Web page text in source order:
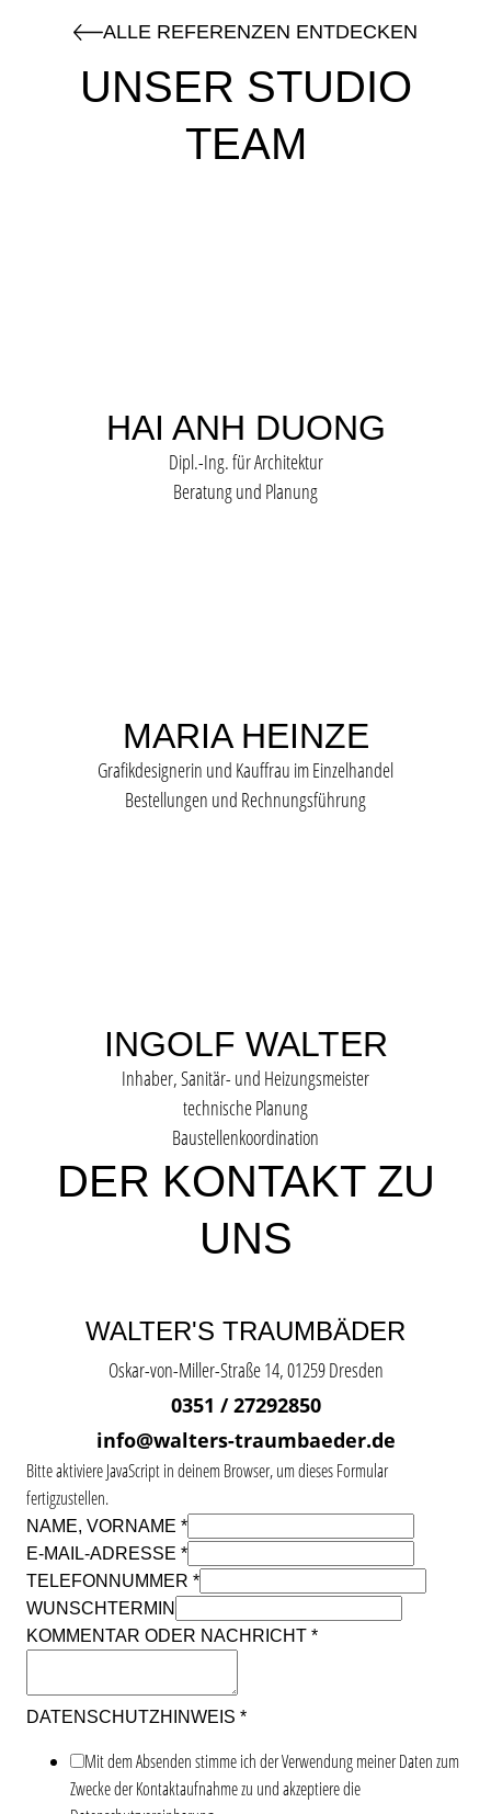
ALLE REFERENZEN ENTDECKEN
UNSER STUDIO
TEAM
HAI ANH DUONG
Dipl.-Ing. für Architektur
Beratung und Planung
MARIA HEINZE
Grafikdesignerin und Kauffrau im Einzelhandel
Bestellungen und Rechnungsführung
INGOLF WALTER
Inhaber, Sanitär- und Heizungsmeister
technische Planung
Baustellenkoordination
DER KONTAKT ZU
UNS
WALTER'S TRAUMBÄDER
Oskar-von-Miller-Straße 14, 01259 Dresden
0351 / 27292850
info@walters-traumbaeder.de
Bitte aktiviere JavaScript in deinem Browser, um dieses Formular
fertigzustellen.
NAME, VORNAME *
ODER
KOMMENTAR
DATENSCHUTZHINWEIS
E-MAIL-ADRESSE *
TELEFONNUMMER *
WUNSCHTERMIN
KOMMENTAR ODER NACHRICHT *
DATENSCHUTZHINWEIS *
Mit dem Absenden stimme ich der Verwendung meiner Daten zum
Zwecke der Kontaktaufnahme zu und akzeptiere die